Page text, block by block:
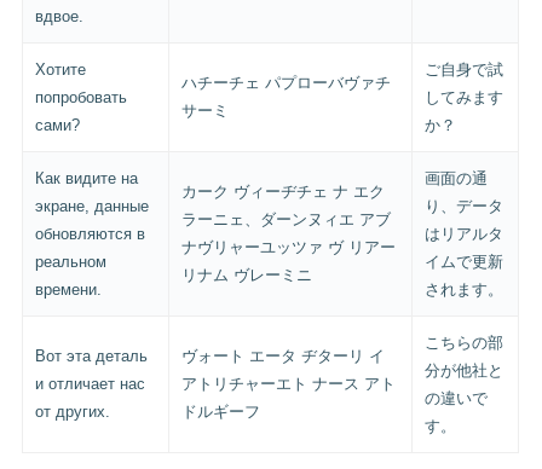
вдвое.
Хотите
попробовать
сами?
ハチーチェ パプローバヴァチ
サーミ
ご自身で試
してみます
か？
Как видите на
экране, данные
обновляются в
реальном
времени.
カーク ヴィーヂチェ ナ エク
ラーニェ、ダーンヌィエ アブ
ナヴリャーユッツァ ヴ リアー
リナム ヴレーミニ
画面の通
り、データ
はリアルタ
イムで更新
されます。
Вот эта деталь
и отличает нас
от других.
ヴォート エータ ヂターリ イ
アトリチャーエト ナース アト
ドルギーフ
こちらの部
分が他社と
の違いで
す。